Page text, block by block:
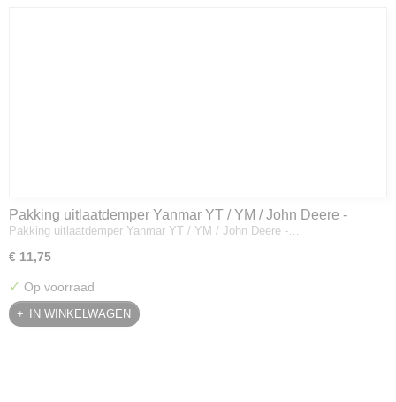
Pakking uitlaatdemper Yanmar YT / YM / John Deere -
128300-13230
Pakking uitlaatdemper Yanmar YT / YM / John Deere -…
€ 11,75
✓ Op voorraad
IN WINKELWAGEN